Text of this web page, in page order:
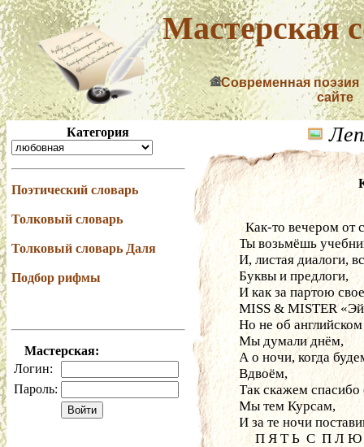
Мастерская
Современная поэзия
сайте
Категория
Поэтический словарь
Толковый словарь
Толковый словарь Даля
Подбор рифмы
Мастерская:
Логин:
Пароль:
Как-то вечером от
Ты возьмёшь
И, листая диалоги,
Буквы и предлоги,
И как за партою
MISS & MISTER
Но не об
Мы думали днём,
А о ночи, когда
Вдвоём,
Так скажем спасибо
Мы тем Курсам,
И за те ночи
П Я Т Ь  С  П Л Ю